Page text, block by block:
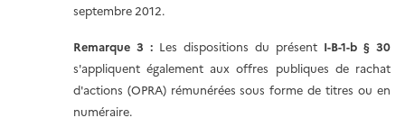
septembre 2012.
Remarque 3 :Les dispositions du présent I-B-1-b § 30
s'appliquent également aux offres publiques de rachat
d'actions (OPRA) rémunérées sous forme de titres ou en
numéraire.